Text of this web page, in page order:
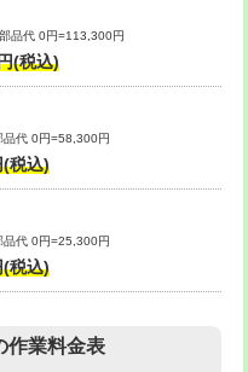
66,000円
16,500円
22,000円+材料費
16,500円+材料費
11,000円+材料費
品代 0円=113,300円
(税込)
代 0円=58,300円
税込)
代 0円=25,300円
税込)
作業料金表